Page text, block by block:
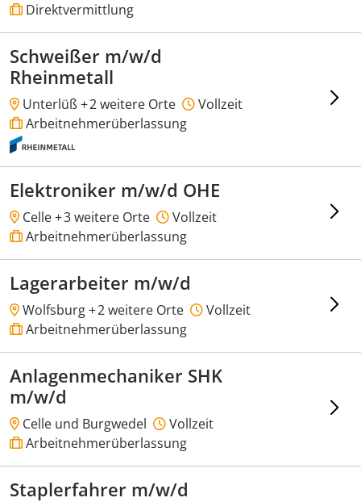
Direktvermittlung
Schweißer m/w/d
Rheinmetall
Unterlüß +2 weitere Orte
Vollzeit
Arbeitnehmerüberlassung
Elektroniker m/w/d OHE
Celle +3 weitere Orte
Vollzeit
Arbeitnehmerüberlassung
Lagerarbeiter m/w/d
Wolfsburg +2 weitere Orte
Vollzeit
Arbeitnehmerüberlassung
Anlagenmechaniker SHK
m/w/d
Celle und Burgwedel
Vollzeit
Arbeitnehmerüberlassung
Staplerfahrer m/w/d